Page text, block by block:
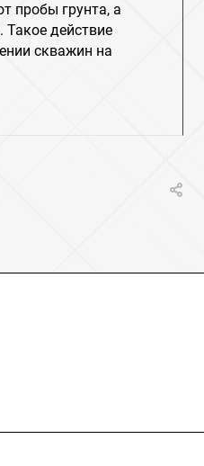
пробы грунта, а
Такое действие
скважин на